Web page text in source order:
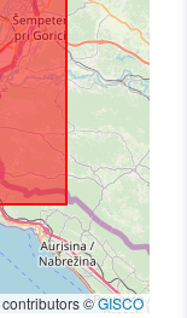
contributors ©GISCO